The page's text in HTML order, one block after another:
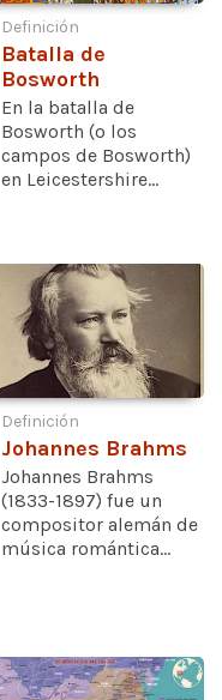
Definición
Batalla de
Bosworth
En la batalla de
Bosworth (o los
campos de Bosworth)
en Leicestershire...
Definición
Johannes Brahms
Johannes Brahms
(1833-1897) fue un
compositor alemán de
música romántica...